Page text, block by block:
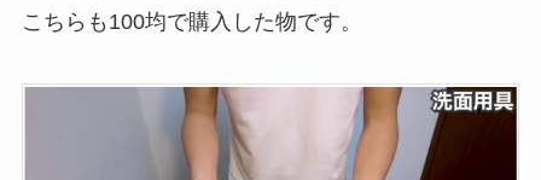
こちらも100均で購入した物です。